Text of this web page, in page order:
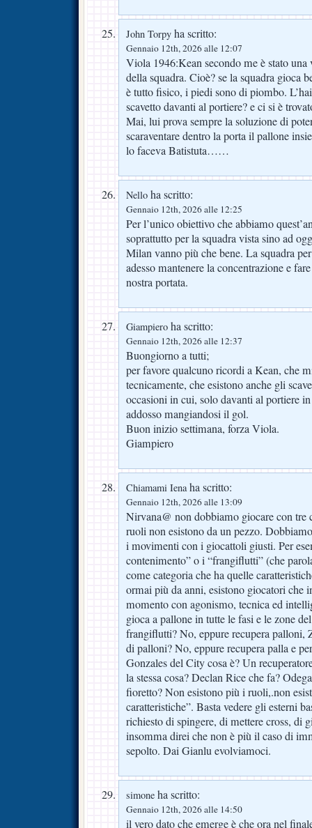
John Torpy ha scritto:
Gennaio 12th, 2026 alle 12:07
Viola 1946:Kean secondo me è stato
della squadra. Cioè? se la squadra gioca
è tutto fisico, i piedi sono di piombo.
scavetto davanti al portiere? e ci si è
Mai, lui prova sempre la soluzione di
scaraventare dentro la porta il pallone
lo faceva Batistuta……
Nello ha scritto:
Gennaio 12th, 2026 alle 12:25
Per l’unico obiettivo che abbiamo
soprattutto per la squadra vista sino ad
Milan vanno più che bene. La squadra
adesso mantenere la concentrazione e
nostra portata.
Giampiero ha scritto:
Gennaio 12th, 2026 alle 12:37
Buongiorno a tutti;
per favore qualcuno ricordi a Kean, che
tecnicamente, che esistono anche gli
occasioni in cui, solo davanti al portiere
addosso mangiandosi il gol.
Buon inizio settimana, forza Viola.
Giampiero
Chiamami Ienaha scritto:
Gennaio 12th, 2026 alle 13:09
Nirvana@ non dobbiamo giocare con
ruoli non esistono da un pezzo.
i movimenti con i giocattoli giusti. Per
contenimento” o i “frangiflutti” (che
come categoria che ha quelle
ormai più da anni, esistono giocatori che
momento con agonismo, tecnica ed
gioca a pallone in tutte le fasi e le zone
frangiflutti? No, eppure recupera palloni,
di palloni? No, eppure recupera palla e
Gonzales del City cosa è? Un
la stessa cosa? Declan Rice che fa?
fioretto? Non esistono più i ruoli,.non
caratteristiche”. Basta vedere gli esterni
richiesto di spingere, di mettere cross, di
insomma direi che non è più il caso di
sepolto. Dai Gianlu evolviamoci.
simone ha scritto:
Gennaio 12th, 2026 alle 14:50
il vero dato che emerge è che ora nel